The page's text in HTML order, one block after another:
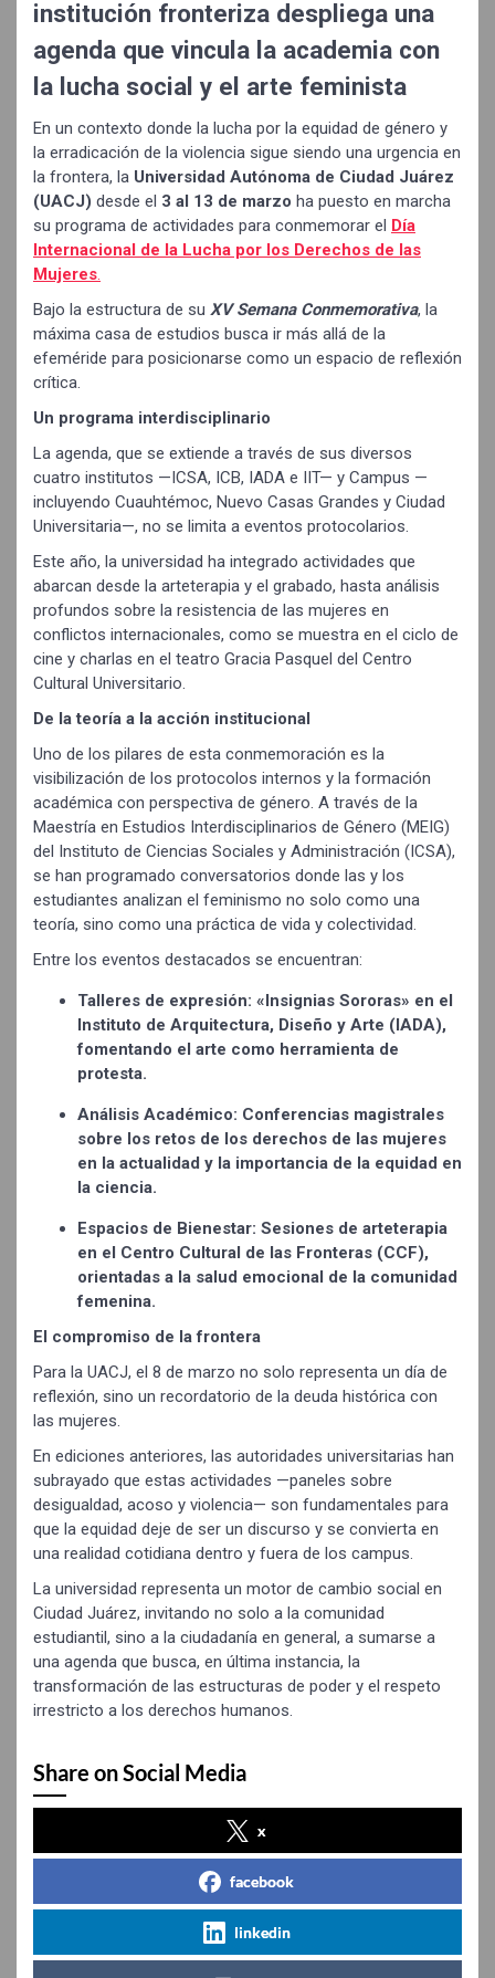
institución fronteriza despliega una
agenda que vincula la academia con
la lucha social y el arte feminista
En un contexto donde la lucha por la equidad de género y
la erradicación de la violencia sigue siendo una urgencia en
la frontera, la Universidad Autónoma de Ciudad Juárez
(UACJ) desde el 3 al 13 de marzo ha puesto en marcha
su programa de actividades para conmemorar el Día
Internacional de la Lucha por los Derechos de las
Mujeres
Bajo la estructura de su XV Semana Conmemorativa, la
máxima casa de estudios busca ir más allá de la
efeméride para posicionarse como un espacio de reflexión
crítica.
Un programa interdisciplinario
La agenda, que se extiende a través de sus diversos
cuatro institutos —ICSA, ICB, IADA e IIT— y Campus —
incluyendo Cuauhtémoc, Nuevo Casas Grandes y Ciudad
Universitaria—, no se limita a eventos protocolarios.
Este año, la universidad ha integrado actividades que
abarcan desde la arteterapia y el grabado, hasta análisis
profundos sobre la resistencia de las mujeres en
conflictos internacionales, como se muestra en el ciclo de
cine y charlas en el teatro Gracia Pasquel del Centro
Cultural Universitario.
De la teoría a la acción institucional
Uno de los pilares de esta conmemoración es la
visibilización de los protocolos internos y la formación
académica con perspectiva de género. A través de la
Maestría en Estudios Interdisciplinarios de Género (MEIG)
del Instituto de Ciencias Sociales y Administración (ICSA),
se han programado conversatorios donde las y los
estudiantes analizan el feminismo no solo como una
teoría, sino como una práctica de vida y colectividad.
Entre los eventos destacados se encuentran:
Talleres de expresión: «Insignias Sororas» en el
Instituto de Arquitectura, Diseño y Arte (IADA),
fomentando el arte como herramienta de
protesta.
Análisis Académico: Conferencias magistrales
sobre los retos de los derechos de las mujeres
en la actualidad y la importancia de la equidad en
la ciencia.
Espacios de Bienestar: Sesiones de arteterapia
en el Centro Cultural de las Fronteras (CCF),
orientadas a la salud emocional de la comunidad
femenina.
El compromiso de la frontera
Para la UACJ, el 8 de marzo no solo representa un día de
reflexión, sino un recordatorio de la deuda histórica con
las mujeres.
En ediciones anteriores, las autoridades universitarias han
subrayado que estas actividades —paneles sobre
desigualdad, acoso y violencia— son fundamentales para
que la equidad deje de ser un discurso y se convierta en
una realidad cotidiana dentro y fuera de los campus.
La universidad representa un motor de cambio social en
Ciudad Juárez, invitando no solo a la comunidad
estudiantil, sino a la ciudadanía en general, a sumarse a
una agenda que busca, en última instancia, la
transformación de las estructuras de poder y el respeto
irrestricto a los derechos humanos.
Share on Social Media
x
facebook
linkedin